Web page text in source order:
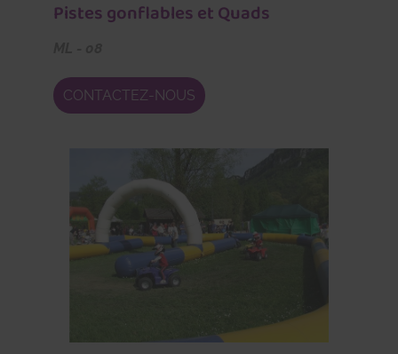
Pistes gonflables et Quads
CONTACTEZ-NOUS